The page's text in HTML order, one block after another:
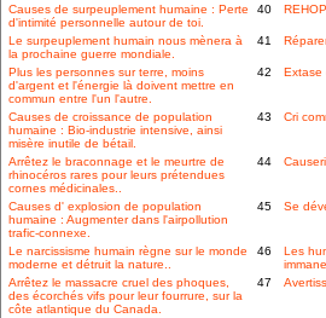
Causes de surpeuplement humaine : Perte
d'intimité personnelle autour de toi.
40
Le surpeuplement humain nous mènera à
la prochaine guerre mondiale.
41
Plus les personnes sur terre, moins
d'argent et l'énergie là doivent mettre en
commun entre l'un l'autre.
42 Extase
Causes de croissance de population
humaine : Bio-industrie intensive, ainsi
misère inutile de bétail.
43 Cri
Arrêtez le braconnage et le meurtre de
rhinocéros rares pour leurs prétendues
cornes médicinales..
44
Causes d' explosion de population
humaine : Augmenter dans l'airpollution
trafic-connexe.
45 Se
Le narcissisme humain règne sur le monde
moderne et détruit la nature..
46
Les
Arrêtez le massacre cruel des phoques,
des écorchés vifs pour leur fourrure, sur la
côte atlantique du Canada.
47